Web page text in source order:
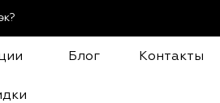
Блог Контакты